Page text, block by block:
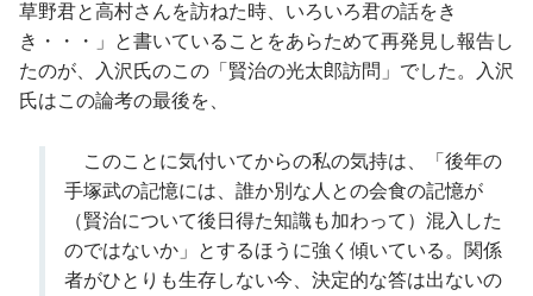
草野君と高村さんを訪ねた時、いろいろ君の話をき
き・・・」と書いていることをあらためて再発見し報告し
たのが、入沢氏のこの「賢治の光太郎訪問」でした。入沢
氏はこの論考の最後を、
このことに気付いてからの私の気持は、「後年の
手塚武の記憶には、誰か別な人との会食の記憶が
（賢治について後日得た知識も加わって）混入した
のではないか」とするほうに強く傾いている。関係
者がひとりも生存しない今、決定的な答は出ないの